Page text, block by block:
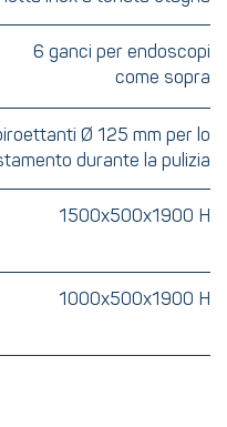
6 ganci per endoscopi
come sopra
Ø 125 mm per lo
durante la pulizia
1500x500x1900 H
1000x500x1900 H